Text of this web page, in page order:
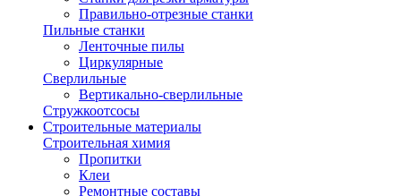
Правильно-отрезные станки
Пильные станки
Ленточные пилы
Циркулярные
Сверлильные
Вертикально-сверлильные
Стружкоотсосы
Строительные материалы
Строительная химия
Пропитки
Клеи
Ремонтные составы